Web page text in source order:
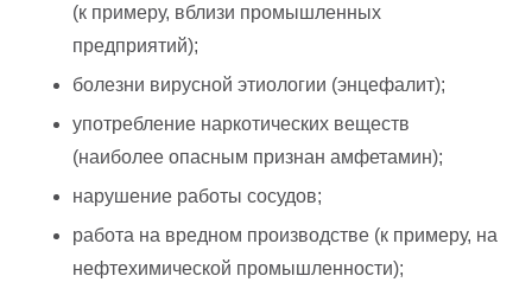
(к примеру, вблизи промышленных
предприятий);
болезни вирусной этиологии (энцефалит);
употребление наркотических веществ
(наиболее опасным признан амфетамин);
нарушение работы сосудов;
работа на вредном производстве (к примеру, на
нефтехимической промышленности);